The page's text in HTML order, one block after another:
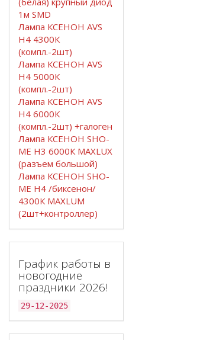
1м SMD
Лампа КСЕНОН AVS
H4 4300К
(компл.-2шт)
Лампа КСЕНОН AVS
H4 5000К
(компл.-2шт)
Лампа КСЕНОН AVS
H4 6000К
(компл.-2шт) +галоген
Лампа КСЕНОН SHO-
ME H3 6000К MAXLUX
(разъем большой)
Лампа КСЕНОН SHO-
ME H4 /биксенон/
4300К MAXLUM
(2шт+контроллер)
График работы в
новогодние
праздники 2026!
29-12-2025